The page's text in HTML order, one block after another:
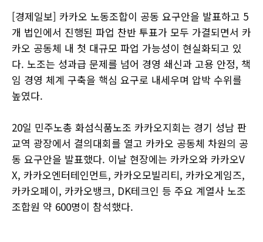
[경제일보] 카카오 노동조합이 공동 요구안을 발표하고 5
개 법인에서 진행된 파업 찬반 투표가 모두 가결되면서 카
카오 공동체 내 첫 대규모 파업 가능성이 현실화되고 있
다. 노조는 성과급 문제를 넘어 경영 쇄신과 고용 안정, 책
임 경영 체계 구축을 핵심 요구로 내세우며 압박 수위를
높였다.
20일 민주노총 화섬식품노조 카카오지회는 경기 성남 판
교역 광장에서 결의대회를 열고 카카오 공동체 차원의 공
동 요구안을 발표했다. 이날 현장에는 카카오와 카카오V
X, 카카오엔터테인먼트, 카카오모빌리티, 카카오게임즈,
카카오페이, 카카오뱅크, DK테크인 등 주요 계열사 노조
조합원 약 600명이 참석했다.